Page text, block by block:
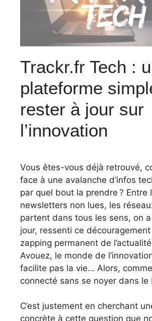
Trackr.fr Tech :
plateforme
rester à jour sur
l’innovation
Vous êtes-vous déjà retrouvé,
face à une avalanche d’infos
par quel bout la prendre ? Entre
newsletters non lues, les
partent dans tous les sens, on
jour, ressenti ce
zapping permanent de
Avouez, le monde de
facilite pas la vie… Alors,
connecté sans se noyer dans le
C’est justement en cherchant
concrète à cette question que